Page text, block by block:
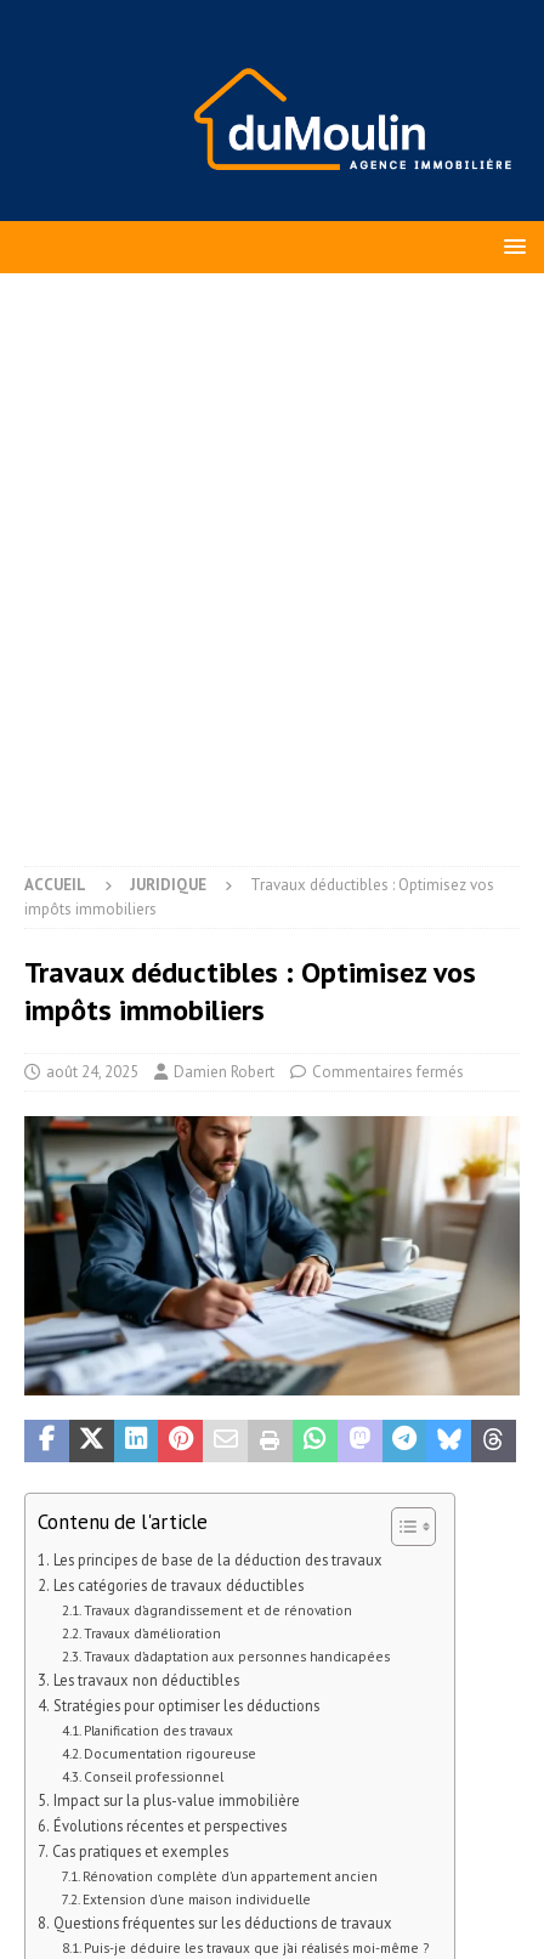
ACCUEIL JURIDIQUE
Travaux déductibles : Optimisez vos
impôts immobiliers
Travaux déductibles : Optimisez vos
impôts immobiliers
août 24, 2025 Damien Robert Commentaires fermés
Contenu de l'article
Les principes de base de la déduction des travaux
Les catégories de travaux déductibles
Travaux d’agrandissement et de rénovation
Travaux d’amélioration
Travaux d’adaptation aux personnes handicapées
Les travaux non déductibles
Stratégies pour optimiser les déductions
Planification des travaux
Documentation rigoureuse
Conseil professionnel
Impact sur la plus-value immobilière
Évolutions récentes et perspectives
Cas pratiques et exemples
Rénovation complète d’un appartement ancien
Extension d’une maison individuelle
Questions fréquentes sur les déductions de travaux
Puis-je déduire les travaux que j’ai réalisés moi-même ?